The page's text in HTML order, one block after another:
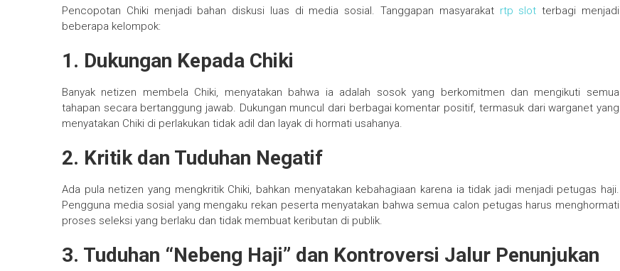
Pencopotan Chiki menjadi bahan diskusi luas di media sosial. Tanggapan masyarakat rtp slot terbagi menjadi
beberapa kelompok:
1. Dukungan Kepada Chiki
Banyak netizen membela Chiki, menyatakan bahwa ia adalah sosok yang berkomitmen dan mengikuti semua
tahapan secara bertanggung jawab. Dukungan muncul dari berbagai komentar positif, termasuk dari warganet yang
menyatakan Chiki di perlakukan tidak adil dan layak di hormati usahanya.
2. Kritik dan Tuduhan Negatif
Ada pula netizen yang mengkritik Chiki, bahkan menyatakan kebahagiaan karena ia tidak jadi menjadi petugas haji.
Pengguna media sosial yang mengaku rekan peserta menyatakan bahwa semua calon petugas harus menghormati
proses seleksi yang berlaku dan tidak membuat keributan di publik.
3. Tuduhan “Nebeng Haji” dan Kontroversi Jalur Penunjukan